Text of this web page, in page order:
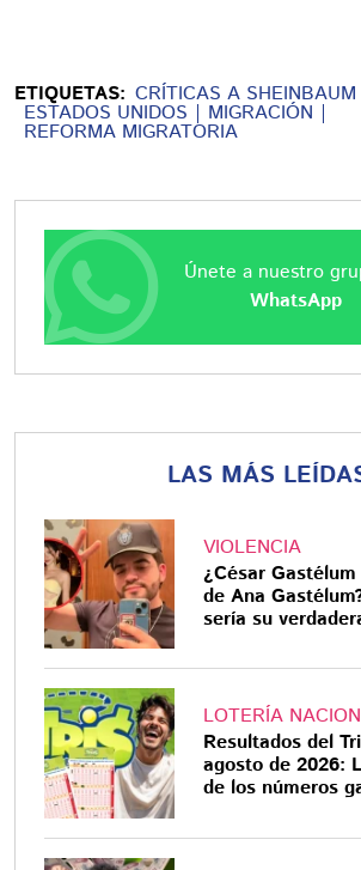
ETIQUETAS: CRÍTICAS A SHEINBAUM
ESTADOS UNIDOS MIGRACIÓN
REFORMA MIGRATORIA
Únete a nuestro
WhatsApp
LAS MÁS
VIOLENCIA
¿César
de Ana
sería su
LOTERÍA
Resultados del
agosto de 2026:
de los números